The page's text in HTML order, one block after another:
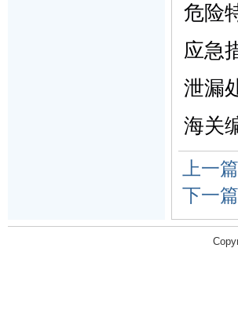
危险
应急
泄漏
海关
上一
下一